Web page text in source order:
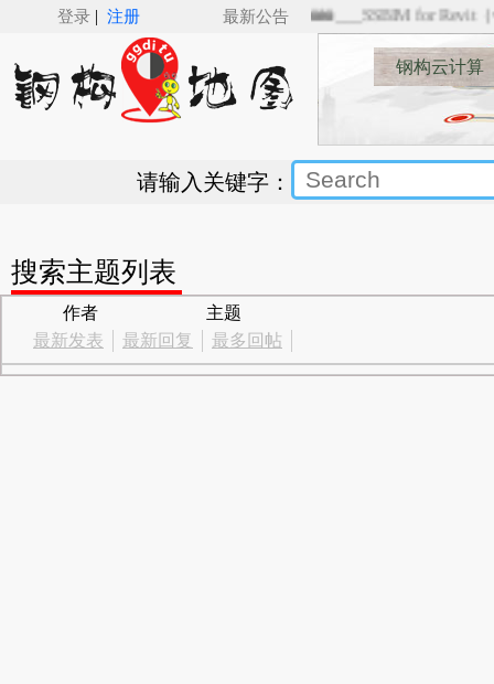
登录 | 注册 最新公告
🚅🚋🚋🚋🚋___SSBIM for Revit（
钢构云计算
请输入关键字：
搜索主题列表
作者
主题
最新发表
最新回复 最多回帖